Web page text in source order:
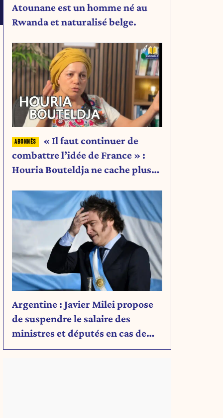
Atounane est un homme né au
Rwanda et naturalisé belge.
« Il faut continuer de
combattre l’idée de France » :
Houria Bouteldja ne cache plus
Argentine : Javier Milei propose
de suspendre le salaire des
ministres et députés en cas de
déficit budgétaire